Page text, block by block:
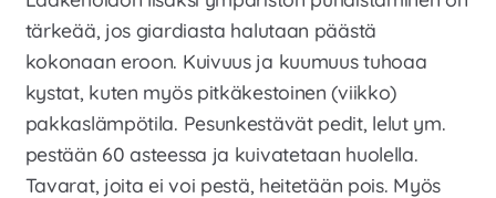
tärkeää, jos giardiasta halutaan päästä
kokonaan eroon. Kuivuus ja kuumuus tuhoaa
kystat, kuten myös pitkäkestoinen (viikko)
pakkaslämpötila. Pesunkestävät pedit, lelut ym.
pestään 60 asteessa ja kuivatetaan huolella.
Tavarat, joita ei voi pestä, heitetään pois. Myös